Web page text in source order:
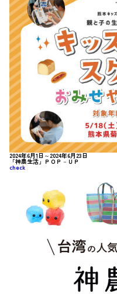
2024年6月1日～2024年6月23日
「神農生活」ＰＯＰ－ＵＰ
check